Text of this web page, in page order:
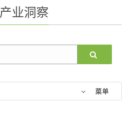
产业洞察
菜单